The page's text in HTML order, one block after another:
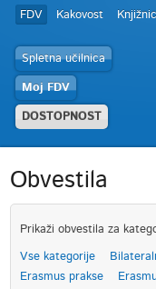
FDV Kakovost
Spletna učilnica
Moj FDV
DOSTOPNOST
Obvestila
Prikaži obvestila za
Vse kategorije
Erasmus prakse